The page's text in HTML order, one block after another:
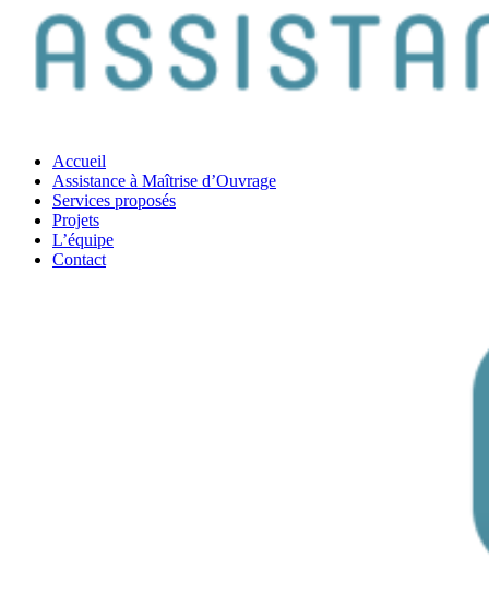
Accueil
Assistance à Maîtrise d’Ouvrage
Services proposés
Projets
L’équipe
Contact